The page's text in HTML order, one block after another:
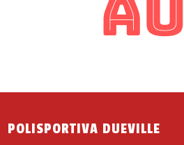
POLISPORTIVA DUEVILLE